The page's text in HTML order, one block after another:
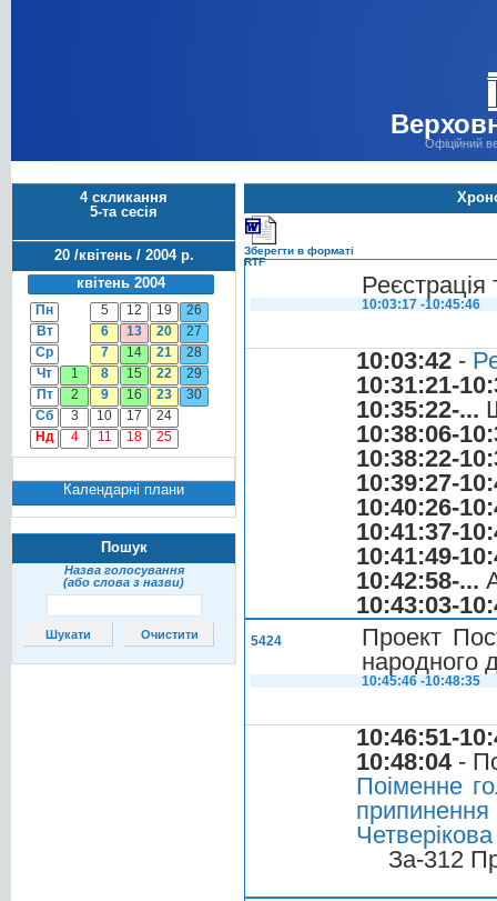
Офіційний
4 скликання
5-та сесія
20 /квітень / 2004 р.
квітень 2004
Пн 5 12 19
26
Вт
6 13 20
27
Ср
7 14 21
28
Чт
1 8 15 22
29
Пт
2 9 16 23
30
Сб
3 10 17
24
Нд
4 11 18 25
Календарні плани
Пошук
Назва голосування
(або слова з назви)
Зберегти в форматі
RTF
Реєстрація
10:03:17 -10:45:46
10:03:42 -
10:31:21-
10:35:22-...
10:38:06-
10:38:22-
10:39:27-
10:40:26-
10:41:37-
10:41:49-
10:42:58-...
10:43:03-
5424
Проект
народного
10:45:46 -10:48:35
10:46:51-
10:48:04-
Поіменне
За-312